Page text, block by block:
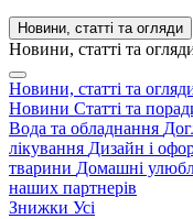
Новини, статті та огляди
Новини, статті та
Новини, статті та
Новини Статті та
Вода та обладнання
лікування Дизайн і
тварини Домашні
наших партнерів
Знижки Усі